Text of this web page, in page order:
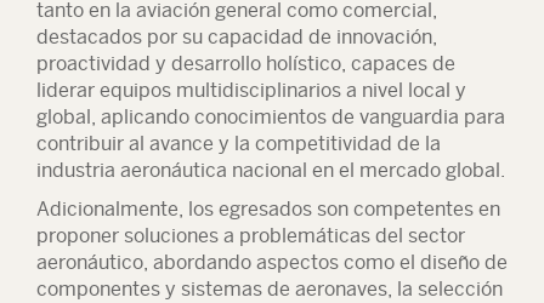
tanto en la aviación general como comercial,
destacados por su capacidad de innovación,
proactividad y desarrollo holístico, capaces de
liderar equipos multidisciplinarios a nivel local y
global, aplicando conocimientos de vanguardia para
contribuir al avance y la competitividad de la
industria aeronáutica nacional en el mercado global.
Adicionalmente, los egresados son competentes en
proponer soluciones a problemáticas del sector
aeronáutico, abordando aspectos como el diseño de
componentes y sistemas de aeronaves, la selección